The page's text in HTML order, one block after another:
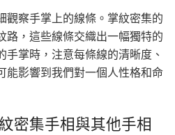
觀察手掌上的線條。掌紋密集的
路，這些線條交織出一幅獨特的
手掌時，注意每條線的清晰度、
能影響到我們對一個人性格和命
密集手相與其他手相